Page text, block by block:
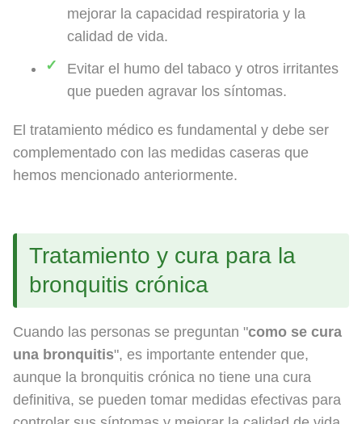
mejorar la capacidad respiratoria y la
calidad de vida.
Evitar el humo del tabaco y otros irritantes
que pueden agravar los síntomas.
El tratamiento médico es fundamental y debe ser
complementado con las medidas caseras que
hemos mencionado anteriormente.
Tratamiento y cura para la
bronquitis crónica
Cuando las personas se preguntan "como se cura
una bronquitis", es importante entender que,
aunque la bronquitis crónica no tiene una cura
definitiva, se pueden tomar medidas efectivas para